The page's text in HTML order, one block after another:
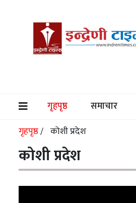
गृहपृष्ठ
(current) समाचार
पत्रपत्रिका
मनोरञ्जन
विश्व
स्वास्थ्य
गृहपृष्ठ/ कोशी प्रदेश
कोशी प्रदेश